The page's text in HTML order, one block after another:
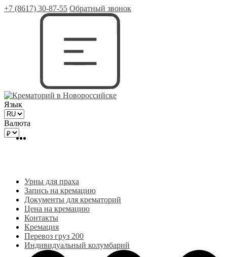
+7 (8617) 30-87-55 Обратный звонок
Язык
Валюта
Урны для праха
Запись на кремацию
Документы для крематорий
Цена на кремацию
Контакты
Кремация
Перевоз груз 200
Индивидуальный колумбарий